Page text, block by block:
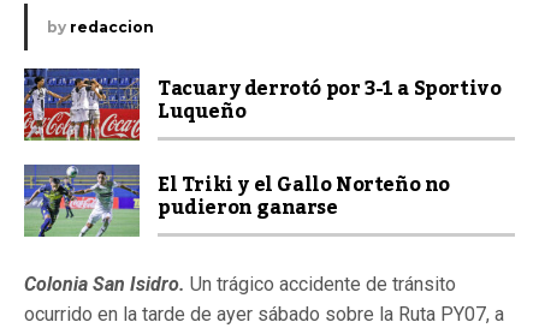
by redaccion
Tacuary derrotó por 3-1 a Sportivo
Luqueño
El Triki y el Gallo Norteño no
pudieron ganarse
Colonia San Isidro. Un trágico accidente de tránsito
ocurrido en la tarde de ayer sábado sobre la Ruta PY07, a